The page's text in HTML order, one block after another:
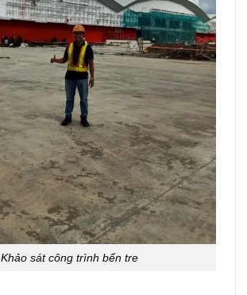
Khảo sát công trình bến tre